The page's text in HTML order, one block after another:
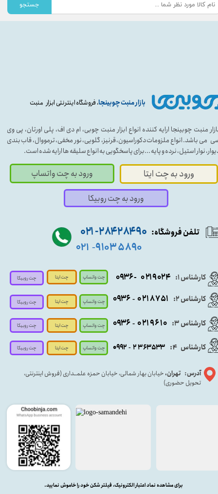
بازار منبت چوبینجا، فروشگاه اینترنتی ابزار منبت
منبت چوبینجا ارایه کننده انواع ابزار منبت چوبی، ام دی اف، پلی اورتان، پی وی
می باشد. انواع ملزومات دکوراسیون، قرنیز، گلویی، نور مخفی، ترمووال، قاب بندی
نوار استیل، نرده و پایه ...برای پاسخگویی به انواع سلیقه ها ارایه شده است.
کارشناس ۱: ۰۲۱۹۰۲۴ - ۰۹۳۶
آدرس: تهران، خیابان بهار شمالی، خیابان حمزه علمــداری (فروش اینترنتی،
تحویل حضوری)
ورود به چت ایتا ورود به چت واتساپ
تلفن فروشگاه: ۹۰ ۲۸۴ ۲۸۴- ۰۲۱
۵۸۹۰ ۹۱۰۳ -۰۲۱
کارشناس ۳: ۰۲۱۹۶۱۰ -۰۹۳۶
برای مشاهده نماد اعتبار الکترونیک، فیلتر شکن خود را خاموش نمایید.
کارشناس ۲: ۰۲۱۸۷۵۱ - ۰۹۳۶
ورود به چت روبیکا
کارشناس 4
: ۲۳۶۳۵۳۳ - ۰۹۹۲
چت واتساپ
چت واتساپ
چت واتساپ
چت واتساپ
چت ایتا
چت ایتا
چت ایتا
چت ایتا
چت روبیکا
چت روبیکا
چت روبیکا
چت روبیکا
جستجو